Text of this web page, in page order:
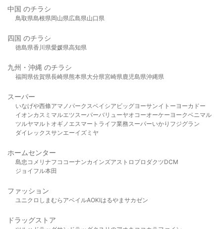
中国 のチラシ
鳥取県島根県岡山県広島県山口県
四国 のチラシ
徳島県香川県愛媛県高知県
九州・沖縄 のチラシ
福岡県佐賀県長崎県熊本県大分県宮崎県鹿児島県沖縄県
スーパー
いなげや西條アマノパークスベイシア ビッグヨーサンイトーヨーカドー
イオンカスミ マルエツスーパーバリューヤオコーオーケー ヨークベニマル
ツルヤマルト オギノ エスマート ライフ業務スーパーいかり フジグラン
ダイレックスサンエーイズミヤ
ホームセンター
島忠 コメリ ナフコ コーナンカインズアストロプロダクツDCM
ジョイフル本田
ファッション
ユニクロ しまむら アベイルAOKIはるやま サカゼン
ドラッグストア